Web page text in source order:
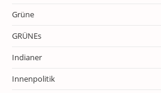
Grüne
GRÜNEs
Indianer
Innenpolitik